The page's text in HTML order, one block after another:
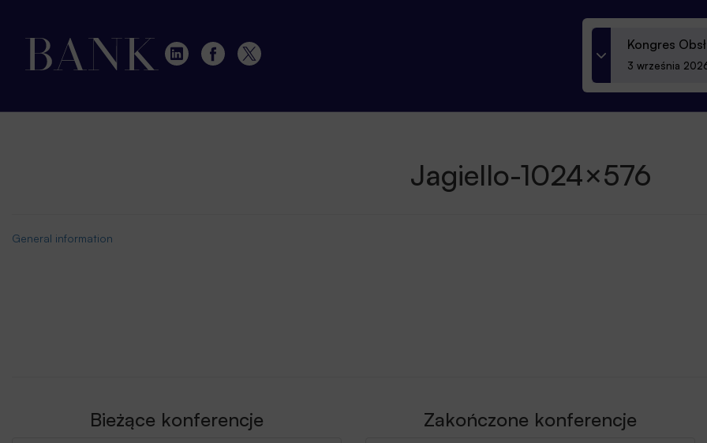
Kongres
3 września
Jagiello-1024×576
General information
Bieżące konferencje Zakończone konferencje